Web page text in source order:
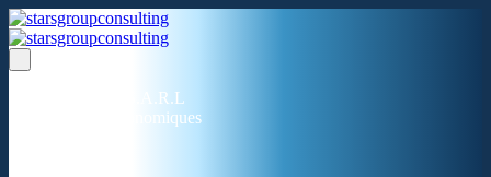
Un réseau de 05 S.A.R.L
dans 03 zones économiques